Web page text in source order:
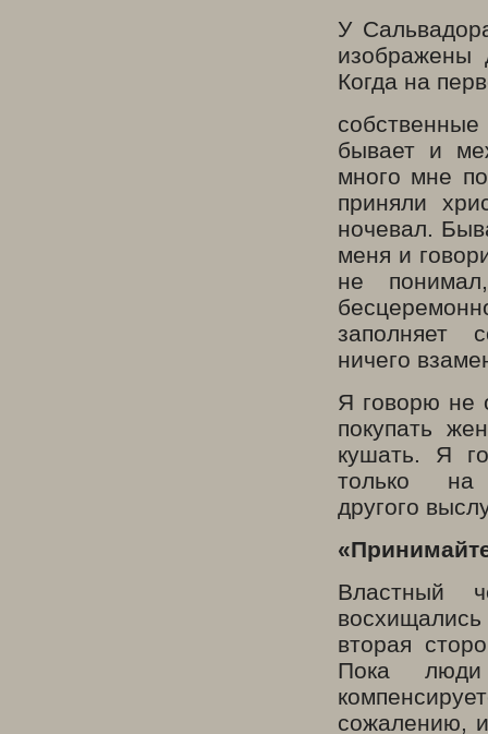
У
изображены
Когда на
бывает и
много мне
приняли
ночевал.
меня и
не
ничего
Я говорю не
покупать
кушать. Я
только
другого
Властный
вторая
Пока
сожалению,